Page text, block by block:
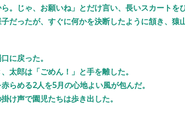
。じゃ、お願いね」とだけ言い、長いスカートを
だったが、すぐに何かを決断したように頷き、猿
に戻った。
太郎は「ごめん！」と手を離した。
らめる2人を5月の心地よい風が包んだ。
け声で園児たちは歩き出した。